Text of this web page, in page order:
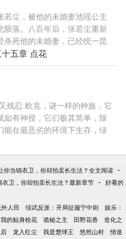
若尘，被他的未婚妻池瑶公主
陨落。八百年后，张若尘重新
杀死他的未婚妻，已经统一昆
国，号称“池瑶女皇”。池瑶女
方；青春永驻，不死不灭。
望着池瑶女皇的神像，心中
“待我重修十三年，敢叫女皇
众号开通：feitianyu5，大家
五章 点花
残忍 欧克，谜一样的种族，它
如有神授，它们极其简单，除
能在最恶劣的环境下生存，绿
古克，他破土而出的那一刻
在一场史无前例的> （老莫的
子就上来吧）
你当锦衣卫，你却拍卖长生法？全文阅读 -
衣卫，你却拍卖长生法？最新章节 - 好看的
人田 综武反派：开局征服宁中则
娱乐：
我的贴身校花 诡秘之主 田野花香
造化之
龙入红尘 我是楚球王 悠然山村
情迷